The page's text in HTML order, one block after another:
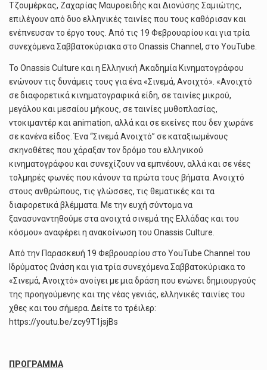
Τζουμέρκας, Ζαχαρίας Μαυροειδής και Διονύσης Σαμιώτης,
επιλέγουν από δυο ελληνικές ταινίες που τους καθόρισαν και
ενέπνευσαν το έργο τους. Από τις 19 Φεβρουαρίου και για τρία
συνεχόμενα Σαββατοκύριακα στο Onassis Channel, στο YouTube.
Το Onassis Culture και η Ελληνική Ακαδημία Κινηματογράφου
ενώνουν τις δυνάμεις τους για ένα «Σινεμά, Ανοιχτό». «Ανοιχτό
σε διαφορετικά κινηματογραφικά είδη, σε ταινίες μικρού,
μεγάλου και μεσαίου μήκους, σε ταινίες μυθοπλασίας,
ντοκιμαντέρ και animation, αλλά και σε εκείνες που δεν χωράνε
σε κανένα είδος. Ένα “Σινεμά Ανοιχτό” σε καταξιωμένους
σκηνοθέτες που χάραξαν τον δρόμο του ελληνικού
κινηματογράφου και συνεχίζουν να εμπνέουν, αλλά και σε νέες
τολμηρές φωνές που κάνουν τα πρώτα τους βήματα. Ανοιχτό
στους ανθρώπους, τις γλώσσες, τις θεματικές και τα
διαφορετικά βλέμματα. Με την ευχή σύντομα να
ξανασυναντηθούμε στα ανοιχτά σινεμά της Ελλάδας και του
κόσμου» αναφέρει η ανακοίνωση του Onassis Culture.
Από την Παρασκευή 19 Φεβρουαρίου στο YouTube Channel του
Ιδρύματος Ωνάση και για τρία συνεχόμενα Σαββατοκύριακα το
«Σινεμά, Ανοιχτό» ανοίγει με μια δράση που ενώνει δημιουργούς
της προηγούμενης και της νέας γενιάς, ελληνικές ταινίες του
χθες και του σήμερα. Δείτε το τρέιλερ:
https://youtu.be/zcy9T1jsjBs
ΠΡΟΓΡΑΜΜΑ